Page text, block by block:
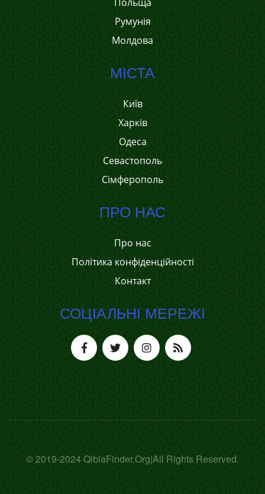
Румунія
Молдова
МІСТА
Київ
Харків
Одеса
Севастополь
Сімферополь
ПРО НАС
Про нас
Політика конфіденційності
Контакт
СОЦІАЛЬНІ МЕРЕЖІ
© 2019-2024 QiblaFinder.Org|All Rights Reserved.